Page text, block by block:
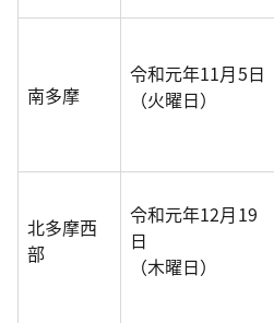
南多摩
令和元年11月5日
（火曜日）
北多摩西
部
令和元年12月19
日
（木曜日）